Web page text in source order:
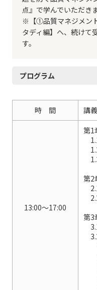
点』で学んでいただきま
※【①品質マネジメン
タディ編】へ、続けて
す。
プログラム
時 間 講
13:00～17:00
第1
第2
第3
2)